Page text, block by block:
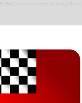
des Vereinsschachs machen
spielen: Mit
effizienter, intelligenter und
zuvor.